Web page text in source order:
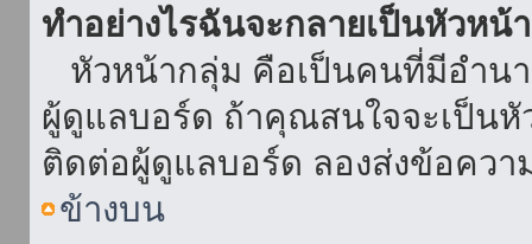
ทำอย่างไรฉันจะกลายเป็นหัวหน้
หัวหน้ากลุ่ม คือเป็นคนที่มีอำนา
ผู้ดูแลบอร์ด ถ้าคุณสนใจจะเป็น
ติดต่อผู้ดูแลบอร์ด ลองส่งข้อคว
ข้างบน